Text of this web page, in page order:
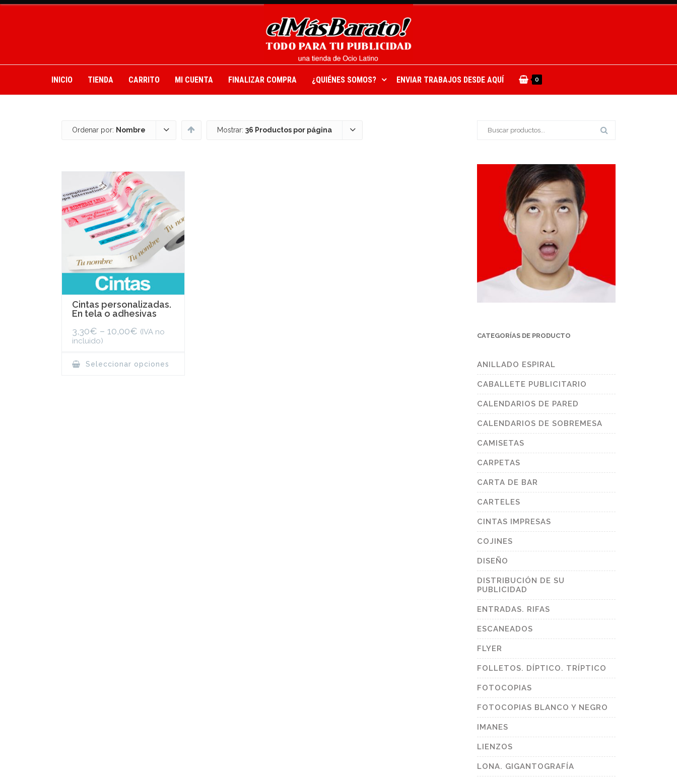
INICIO TIENDA CARRITO MI CUENTA FINALIZAR COMPRA ¿QUIÉNES SOMOS? ENVIAR TRABAJOS DESDE AQUÍ 0
Ordenar por: Nombre Mostrar: 36 Productos por página
Cintas personalizadas.
En tela o adhesivas
3,30€ – 10,00€ (IVA no
incluido)
Seleccionar opciones
CATEGORÍAS DE PRODUCTO
ANILLADO ESPIRAL
CABALLETE PUBLICITARIO
CALENDARIOS DE PARED
CALENDARIOS DE SOBREMESA
CAMISETAS
CARPETAS
CARTA DE BAR
CARTELES
CINTAS IMPRESAS
COJINES
DISEÑO
DISTRIBUCIÓN DE SU
PUBLICIDAD
ENTRADAS. RIFAS
ESCANEADOS
FLYER
FOLLETOS. DÍPTICO. TRÍPTICO
FOTOCOPIAS
FOTOCOPIAS BLANCO Y NEGRO
IMANES
LIENZOS
LONA. GIGANTOGRAFÍA